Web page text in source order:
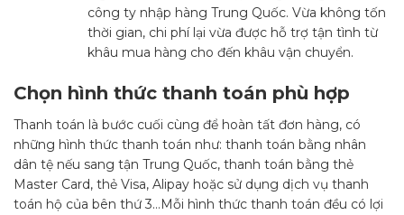
công ty nhập hàng Trung Quốc. Vừa không tốn
thời gian, chi phí lại vừa được hỗ trợ tận tình từ
khâu mua hàng cho đến khâu vận chuyển.
Chọn hình thức thanh toán phù hợp
Thanh toán là bước cuối cùng để hoàn tất đơn hàng, có
những hình thức thanh toán như: thanh toán bằng nhân
dân tệ nếu sang tận Trung Quốc, thanh toán bằng thẻ
Master Card, thẻ Visa, Alipay hoặc sử dụng dịch vụ thanh
toán hộ của bên thứ 3…Mỗi hình thức thanh toán đều có lợi